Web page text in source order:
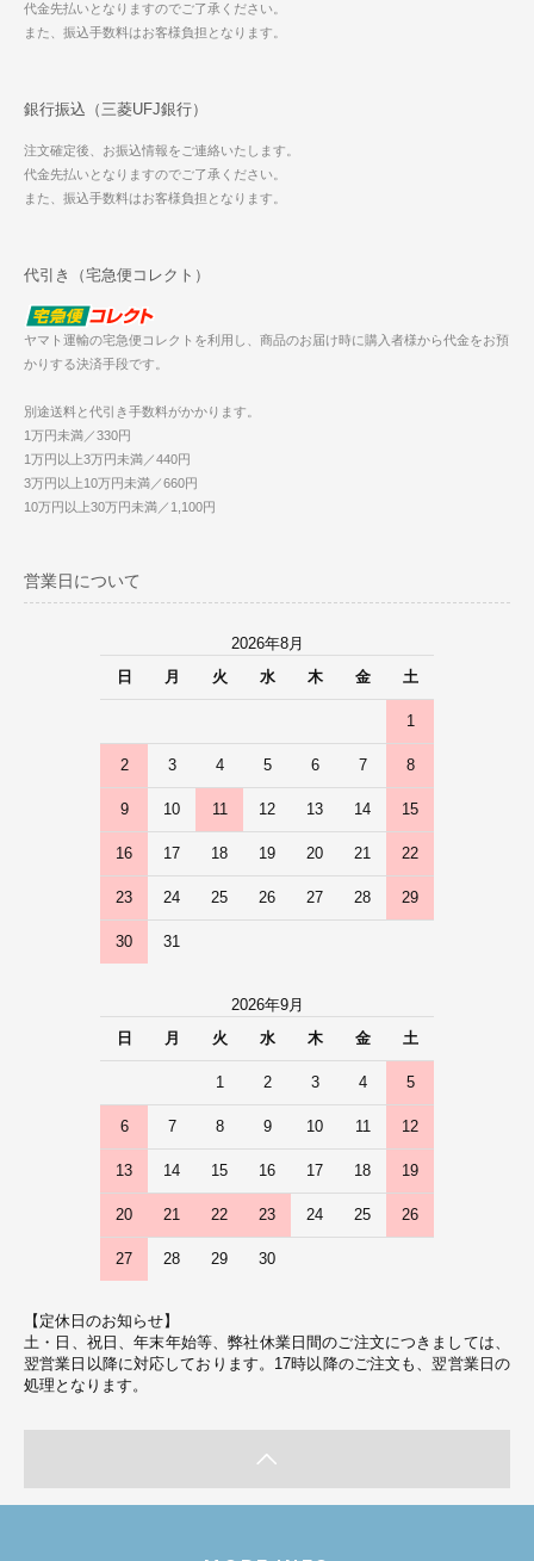
代金先払いとなりますのでご了承ください。
また、振込手数料はお客様負担となります。
銀行振込（三菱UFJ銀行）
注文確定後、お振込情報をご連絡いたします。
代金先払いとなりますのでご了承ください。
また、振込手数料はお客様負担となります。
代引き（宅急便コレクト）
ヤマト運輸の宅急便コレクトを利用し、商品のお届け時に購入者様から代金をお預
かりする決済手段です。
別途送料と代引き手数料がかかります。
1万円未満／330円
1万円以上3万円未満／440円
3万円以上10万円未満／660円
10万円以上30万円未満／1,100円
営業日について
2026年8月
日
月 火 水 木 金 土
1
2 3 4 5 6 7 8
9 10 11 12 13 14 15
16 17 18 19 20 21 22
23 24 25 26 27 28 29
30 31
2026年9月
日
月 火 水 木 金 土
1 2 3 4 5
6 7 8 9 10 11 12
13 14 15 16 17 18 19
20 21 22 23 24 25 26
27 28 29 30
【定休日のお知らせ】
土・日、祝日、年末年始等、弊社休業日間のご注文につきましては、
翌営業日以降に対応しております。17時以降のご注文も、翌営業日の
処理となります。